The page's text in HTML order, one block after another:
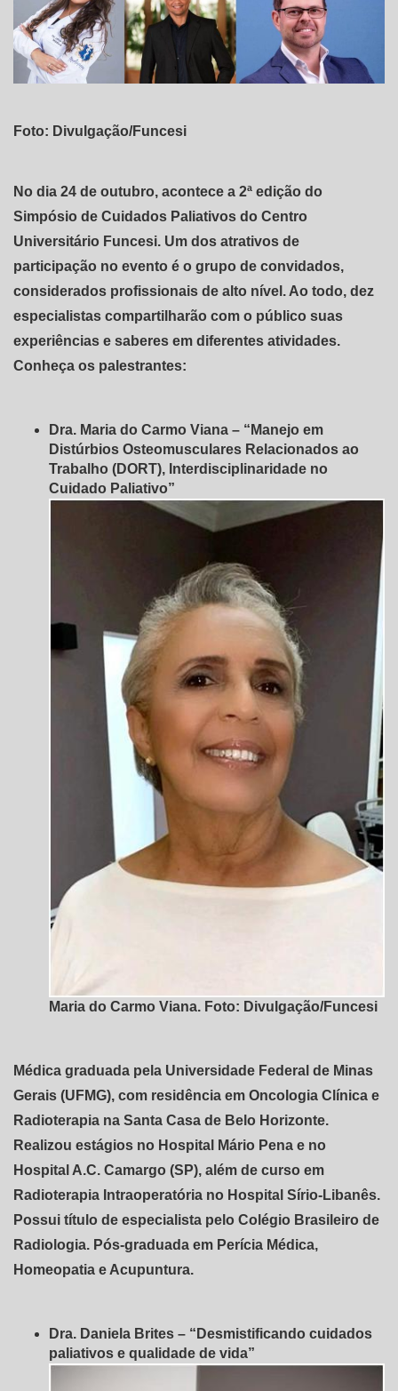
Foto: Divulgação/Funcesi
No dia 24 de outubro, acontece a 2⁠ª edição do
Simpósio de Cuidados Paliativos do Centro
Universitário Funcesi. Um dos atrativos de
participação no evento é o grupo de convidados,
considerados profissionais de alto nível. Ao todo, dez
especialistas compartilharão com o público suas
experiências e saberes em diferentes atividades.
Conheça os palestrantes:
Dra. Maria do Carmo Viana – “Manejo em
Distúrbios Osteomusculares Relacionados ao
Trabalho (DORT), Interdisciplinaridade no
Cuidado Paliativo”
Maria do Carmo Viana. Foto: Divulgação/Funcesi
Médica graduada pela Universidade Federal de Minas
Gerais (UFMG), com residência em Oncologia Clínica e
Radioterapia na Santa Casa de Belo Horizonte.
Realizou estágios no Hospital Mário Pena e no
Hospital A.C. Camargo (SP), além de curso em
Radioterapia Intraoperatória no Hospital Sírio-Libanês.
Possui título de especialista pelo Colégio Brasileiro de
Radiologia. Pós-graduada em Perícia Médica,
Homeopatia e Acupuntura.
Dra. Daniela Brites – “Desmistificando cuidados
paliativos e qualidade de vida”